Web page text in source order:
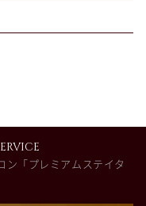
ン「プレミアムステイタ